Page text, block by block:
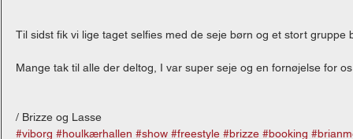
Til sidst fik vi lige taget selfies med de seje børn og et stort gruppe
Mange tak til alle der deltog, I var super seje og en fornøjelse for
/ Brizze og Lasse
#viborg #houlkærhallen #show #freestyle #brizze #booking